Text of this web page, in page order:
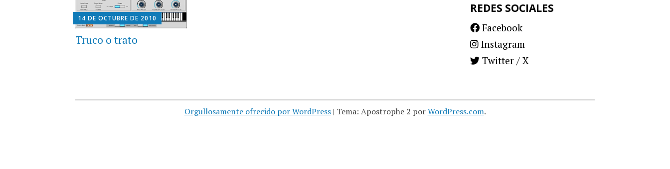
14 DE OCTUBRE DE 2010
Truco o trato
REDES SOCIALES
Facebook
Instagram
Twitter / X
Orgullosamente ofrecido por WordPress | Tema: Apostrophe 2 porWordPress.com.